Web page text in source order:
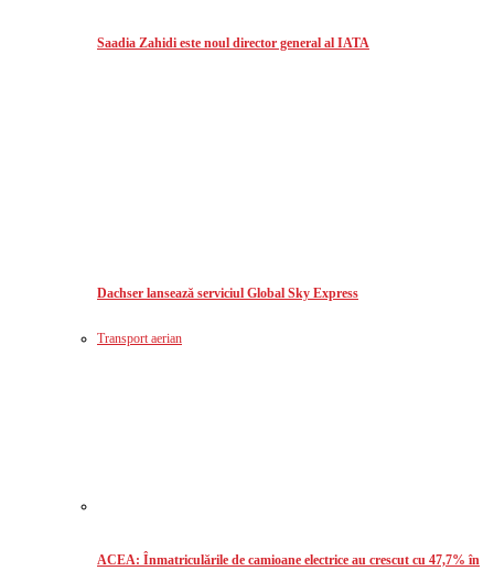
Saadia Zahidi este noul director general al IATA
Dachser lansează serviciul Global Sky Express
Transport aerian
ACEA: Înmatriculările de camioane electrice au crescut cu 47,7% în